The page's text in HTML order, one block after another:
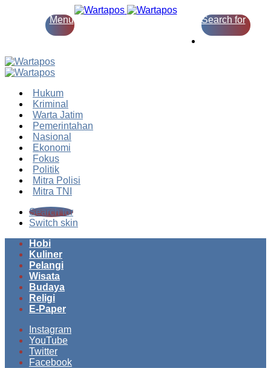
Menu Search for
Hukum
Kriminal
Warta Jatim
Pemerintahan
Nasional
Ekonomi
Fokus
Politik
Mitra Polisi
Mitra TNI
Search for
Switch skin
Hobi
Kuliner
Pelangi
Wisata
Budaya
Religi
E-Paper
Instagram
YouTube
Twitter
Facebook